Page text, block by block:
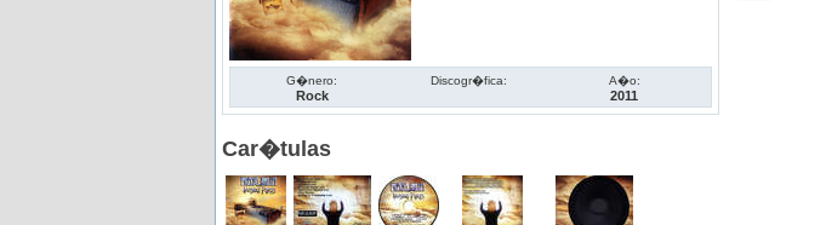
G�nero:
Rock
Discogr�fica: A�o:
2011
Car�tulas